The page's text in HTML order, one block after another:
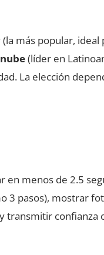
(la más popular, ideal
(líder en
La elección
en menos de 2.5
3 pasos), mostrar
transmitir confianza